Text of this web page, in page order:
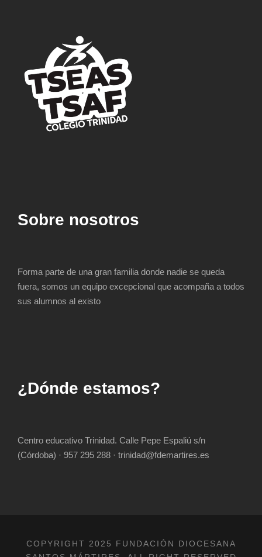
Sobre nosotros
Forma parte de una gran familia donde nadie se queda
fuera, somos un equipo excepcional que acompaña a todos
sus alumnos al existo
¿Dónde estamos?
Centro educativo Trinidad. Calle Pepe Espaliú s/n
(Córdoba) · 957 295 288 · trinidad@fdemartires.es
COPYRIGHT 2025 FUNDACIÓN DIOCESANA